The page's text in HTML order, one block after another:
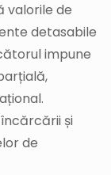
valorile de
detasabile
impune
și
de